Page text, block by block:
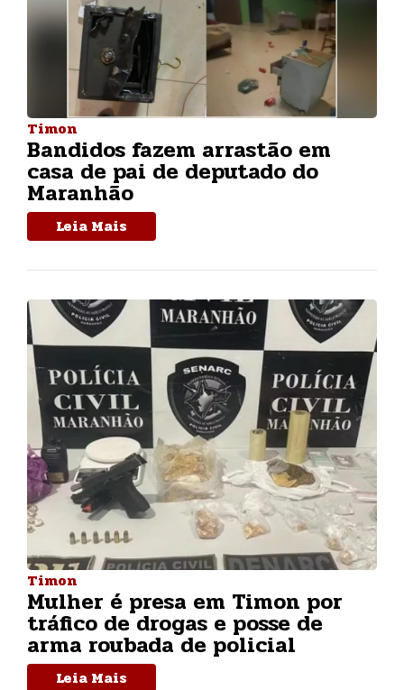
Timon
Bandidos fazem arrastão em
casa de pai de deputado do
Maranhão
Leia Mais
Timon
Mulher é presa em Timon por
tráfico de drogas e posse de
arma roubada de policial
Leia Mais